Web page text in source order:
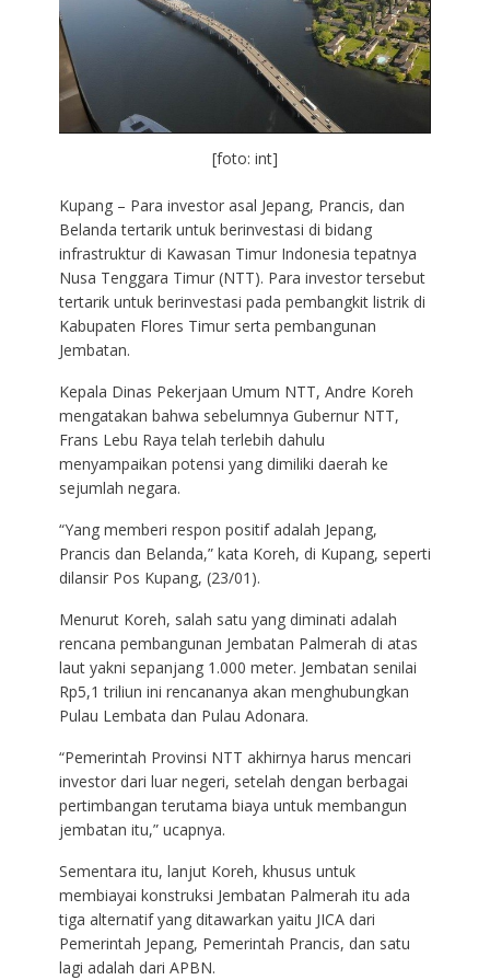
[foto: int]
Kupang – Para investor asal Jepang, Prancis, dan
Belanda tertarik untuk berinvestasi di bidang
infrastruktur di Kawasan Timur Indonesia tepatnya
Nusa Tenggara Timur (NTT). Para investor tersebut
tertarik untuk berinvestasi pada pembangkit listrik di
Kabupaten Flores Timur serta pembangunan
Jembatan.
Kepala Dinas Pekerjaan Umum NTT, Andre Koreh
mengatakan bahwa sebelumnya Gubernur NTT,
Frans Lebu Raya telah terlebih dahulu
menyampaikan potensi yang dimiliki daerah ke
sejumlah negara.
“Yang memberi respon positif adalah Jepang,
Prancis dan Belanda,” kata Koreh, di Kupang, seperti
dilansir Pos Kupang, (23/01).
Menurut Koreh, salah satu yang diminati adalah
rencana pembangunan Jembatan Palmerah di atas
laut yakni sepanjang 1.000 meter. Jembatan senilai
Rp5,1 triliun ini rencananya akan menghubungkan
Pulau Lembata dan Pulau Adonara.
“Pemerintah Provinsi NTT akhirnya harus mencari
investor dari luar negeri, setelah dengan berbagai
pertimbangan terutama biaya untuk membangun
jembatan itu,” ucapnya.
Sementara itu, lanjut Koreh, khusus untuk
membiayai konstruksi Jembatan Palmerah itu ada
tiga alternatif yang ditawarkan yaitu JICA dari
Pemerintah Jepang, Pemerintah Prancis, dan satu
lagi adalah dari APBN.